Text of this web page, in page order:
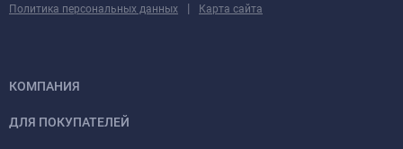
Политика персональных данных | Карта сайта
КОМПАНИЯ
ДЛЯ ПОКУПАТЕЛЕЙ